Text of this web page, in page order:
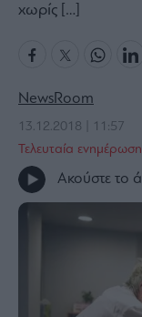
Room
My
Media
Winners
&
Losers
Επι-
θετικά
Mononews2030
χωρίς […]
NewsRoom
13.12.2018 | 11:57
Τελευταία
Ακούστε το